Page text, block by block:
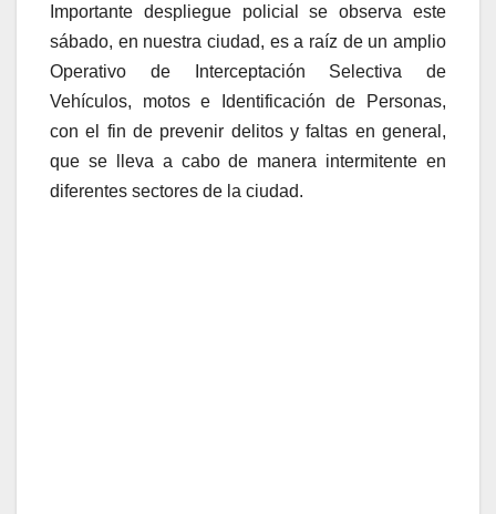
Importante despliegue policial se observa este
sábado, en nuestra ciudad, es a raíz de un amplio
Operativo de Interceptación Selectiva de
Vehículos, motos e Identificación de Personas,
con el fin de prevenir delitos y faltas en general,
que se lleva a cabo de manera intermitente en
diferentes sectores de la ciudad.